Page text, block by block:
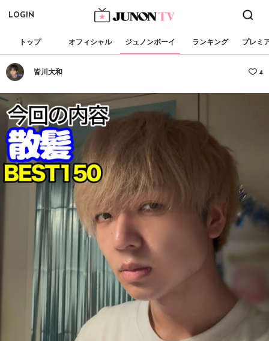
LOGIN
トップ オフィシャル ジュノンボーイ ランキング プレミ
皆川大和 4